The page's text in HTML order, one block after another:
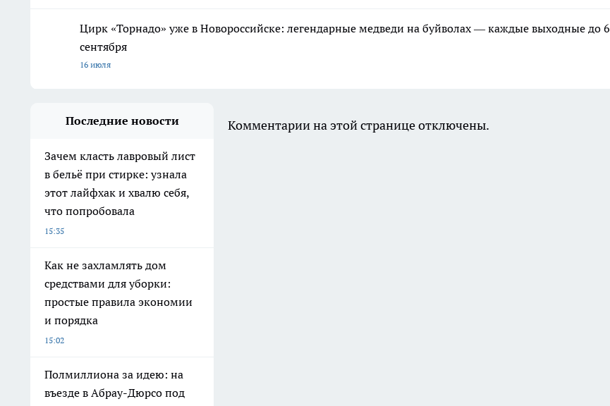
Цирк «Торнадо» уже в Новороссийске: легендарные медведи на буйволах — каждые выходные до 6
сентября
16 июля
Последние новости
Зачем класть лавровый лист
в бельё при стирке: узнала
этот лайфхак и хвалю себя,
что попробовала
15:35
Как не захламлять дом
средствами для уборки:
простые правила экономии
и порядка
15:02
Полмиллиона за идею: на
въезде в Абрау-Дюрсо под
Комментарии на этой странице отключены.